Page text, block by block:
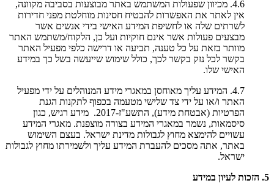
4.6. מכיוון שפעולות המשתמש באתר מבוצעות בסביבה מקוונה,
אין לאתר את האפשרות להבטיח חסינות מוחלטת מפני חדירות
לשרתים שלה או לחשיפת המידע האישי בידי אנשים אשר
מבצעים פעולות אשר אינם חוקיות ועל כן, הלקוח/משתמש האתר
מוותר בזאת על כל טענה, תביעה או דרישה כלפי מפעיל האתר
בקשר לכל נזק בקשר לכך, כולל שימוש שייעשה בשל כך במידע
האישי שלו.
4.7. המידע עליך מאוחסן במאגרי מידע המנוהלים על ידי מפעיל
האתר ו/או על ידי צד שלישי מטעמה בכפוף לתקנות הגנת
הפרטיות (אבטחת מידע), התשע"ז-2017. מידע רגיש, כגון
סיסמאות, נשמר במאגרי המידע בצורה מוצפנת. מאגרי המידע
עשויים להימצא מחוץ לגבולות מדינת ישראל. בעצם השימוש
באתר, אתה מסכים להעברת המידע עליך ולשמירתו מחוץ לגבולות
ישראל.
5. הזכות לעיון במידע